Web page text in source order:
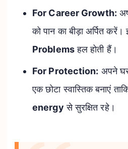
For Career Growth:
को पान का बीड़ा अर्पित
Problemsहल होती हैं।
For Protection: अपने
एक छोटा स्वास्तिक बनाएं
energy से सुरक्षित रहे।